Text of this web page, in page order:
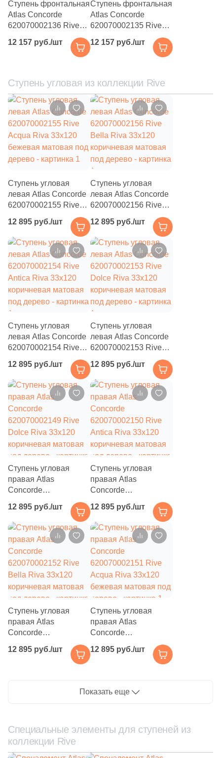
2x70 (2)
2x60.1 (1)
2x50 (2)
2x80 (2)
2x58 (1)
2.5x70 ( 2)
2x15 (37 )
2.5x120 (5)
2.5x16 (1)
2x40 (2)
2.3x59.5 (2 )
2.5x30 (25 )
2.8х25 (1)
2.5x20 (2)
2.5x19.8 (9)
2.1x13.7 (
2x75 (17)
2x27.5 (
2x20 (41)
2x30 (19
2.3x75 (3)
2x59.8 (1)
2.2x50 ( 4)
2.2x40 (4)
2x70.9 (1)
3х9.8 (1)
3x75 (1)
Ступень фронтальная
Atlas Concorde
620070002136 Rive
коричневая матовая
12 157 руб./шт
Ступень фронтальная
Atlas Concorde
620070002135 Rive
Acqua Riva 33x160
бежевая матовая под
12 157 руб./шт
Ступень угловая из коллекции Rive
Ступень угловая
левая Atlas Concorde
620070002155 Rive
Acqua Riva 33x120
бежевая матовая под
дерево
12 895 руб./шт
Ступень угловая
левая Atlas Concorde
620070002156 Rive
коричневая матовая
под дерево
12 895 руб./шт
Ступень угловая
левая Atlas Concorde
620070002154 Rive
коричневая матовая
под дерево
12 895 руб./шт
Ступень угловая
левая Atlas Concorde
620070002153 Rive
коричневая матовая
под дерево
12 895 руб./шт
Ступень угловая
правая Atlas
Concorde
620070002149 Rive
Dolce Riva 33x120
коричневая матовая
под дерево
12 895 руб./шт
Ступень угловая
правая Atlas
Concorde
620070002150 Rive
Antica Riva 33x120
коричневая матовая
под дерево
12 895 руб./шт
Ступень угловая
правая Atlas
Concorde
620070002152 Rive
Bella Riva 33x120
коричневая матовая
12 895 руб./шт
Ступень угловая
правая Atlas
Concorde
620070002151 Rive
Acqua Riva 33x120
бежевая матовая под
12 895 руб./шт
Показать еще
Специальные элементы для ступеней из
коллекции Rive